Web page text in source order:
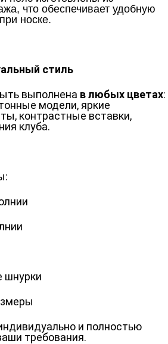
что обеспечивает удобную
носке.
стиль
выполнена в любых цветах:
модели, яркие
контрастные вставки,
клуба.
шнурки
и полностью
требования.